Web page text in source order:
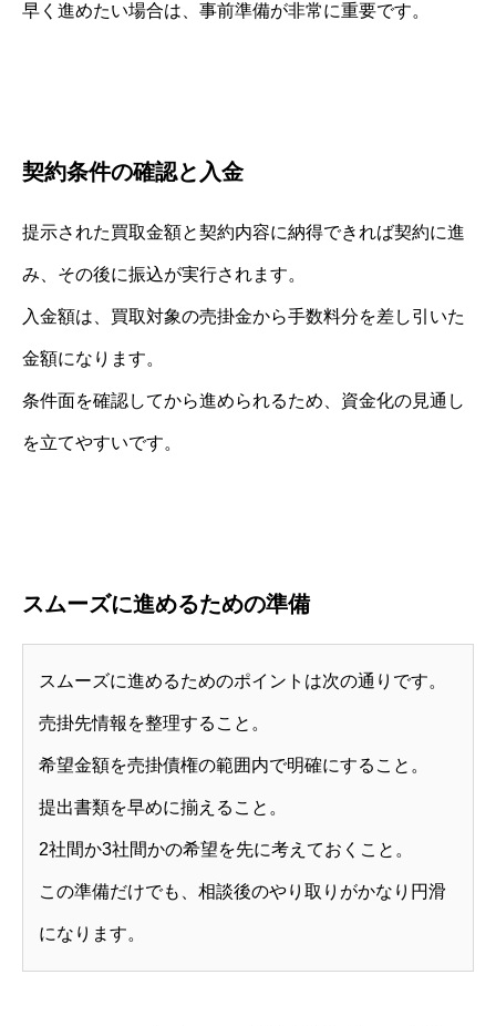
早く進めたい場合は、事前準備が非常に重要です。
契約条件の確認と入金
提示された買取金額と契約内容に納得できれば契約に進
み、その後に振込が実行されます。
入金額は、買取対象の売掛金から手数料分を差し引いた
金額になります。
条件面を確認してから進められるため、資金化の見通し
を立てやすいです。
スムーズに進めるための準備
スムーズに進めるためのポイントは次の通りです。
売掛先情報を整理すること。
希望金額を売掛債権の範囲内で明確にすること。
提出書類を早めに揃えること。
2社間か3社間かの希望を先に考えておくこと。
この準備だけでも、相談後のやり取りがかなり円滑
になります。